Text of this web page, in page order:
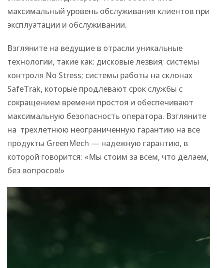
максимальный уровень обслуживания клиентов при
эксплуатации и обслуживании.
Взгляните на ведущие в отрасли уникальные
технологии, такие как: дисковые лезвия; системы
контроля No Stress; системы работы на склонах
SafeTrak, которые продлевают срок службы с
сокращением времени простоя и обеспечивают
максимальную безопасность оператора. Взгляните
на трехлетнюю неограниченную гарантию на все
продукты GreenMech — надежную гарантию, в
которой говорится: «Мы стоим за всем, что делаем,
без вопросов!»